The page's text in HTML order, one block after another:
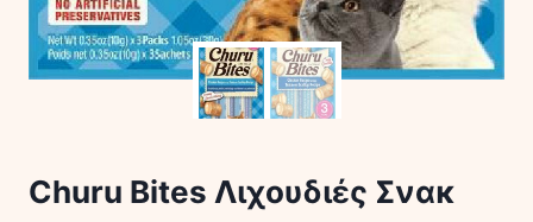
Churu Bites Λιχουδιές Σνακ